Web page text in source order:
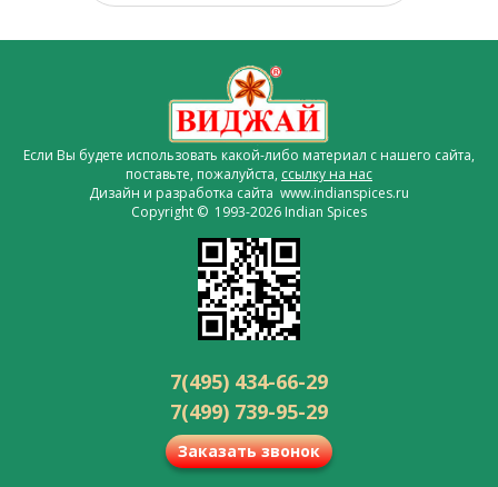
Если Вы будете использовать какой-либо материал с нашего сайта,
поставьте, пожалуйста, ссылку на нас
Дизайн и разработка сайта www.indianspices.ru
Copyright © 1993-2026 Indian Spices
7(495) 434-66-29
7(499) 739-95-29
Заказать звонок